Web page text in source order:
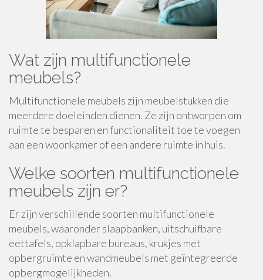
Wat zijn multifunctionele
meubels?
Multifunctionele meubels zijn meubelstukken die
meerdere doeleinden dienen. Ze zijn ontworpen om
ruimte te besparen en functionaliteit toe te voegen
aan een woonkamer of een andere ruimte in huis.
Welke soorten multifunctionele
meubels zijn er?
Er zijn verschillende soorten multifunctionele
meubels, waaronder slaapbanken, uitschuifbare
eettafels, opklapbare bureaus, krukjes met
opbergruimte en wandmeubels met geïntegreerde
opbergmogelijkheden.